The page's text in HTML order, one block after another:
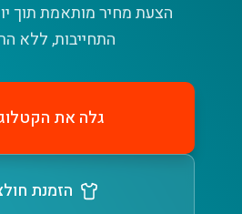
הצעת מחיר מותאמת תוך
התחייבות, ללא
גלה את
הזמנת